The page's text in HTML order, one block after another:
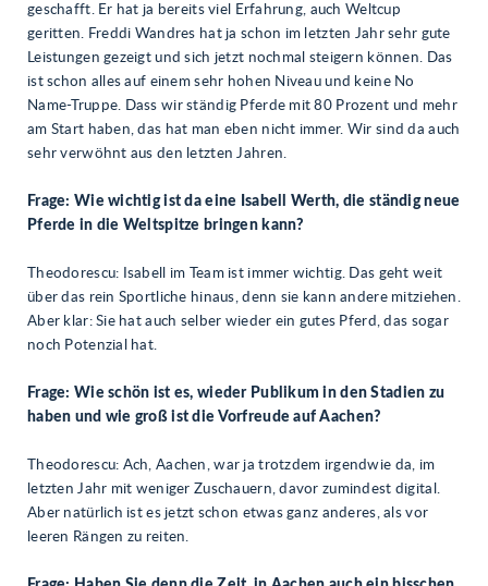
geschafft. Er hat ja bereits viel Erfahrung, auch Weltcup
geritten. Freddi Wandres hat ja schon im letzten Jahr sehr gute
Leistungen gezeigt und sich jetzt nochmal steigern können. Das
ist schon alles auf einem sehr hohen Niveau und keine No
Name-Truppe. Dass wir ständig Pferde mit 80 Prozent und mehr
am Start haben, das hat man eben nicht immer. Wir sind da auch
sehr verwöhnt aus den letzten Jahren.
Frage: Wie wichtig ist da eine Isabell Werth, die ständig neue
Pferde in die Weltspitze bringen kann?
Theodorescu: Isabell im Team ist immer wichtig. Das geht weit
über das rein Sportliche hinaus, denn sie kann andere mitziehen.
Aber klar: Sie hat auch selber wieder ein gutes Pferd, das sogar
noch Potenzial hat.
Frage: Wie schön ist es, wieder Publikum in den Stadien zu
haben und wie groß ist die Vorfreude auf Aachen?
Theodorescu: Ach, Aachen, war ja trotzdem irgendwie da, im
letzten Jahr mit weniger Zuschauern, davor zumindest digital.
Aber natürlich ist es jetzt schon etwas ganz anderes, als vor
leeren Rängen zu reiten.